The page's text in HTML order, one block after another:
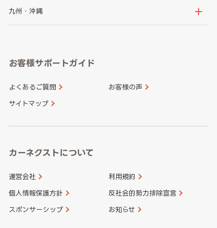
神奈川県
山梨県
愛知県
京都府
和歌山県
鳥取県
山口県
香川県 愛媛県
九州・沖縄
長崎県
大分県 宮崎県
お客様サポートガイド
よくあるご質問 お客様の声
サイトマップ
カーネクストについて
運営会社 利用規約
個人情報保護方針 反社会的勢力排除宣言
スポンサーシップ お知らせ